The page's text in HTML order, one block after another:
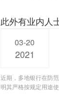
此外有业内人
03-20
2021
近期，多地银行在防
明其严格按规定用途